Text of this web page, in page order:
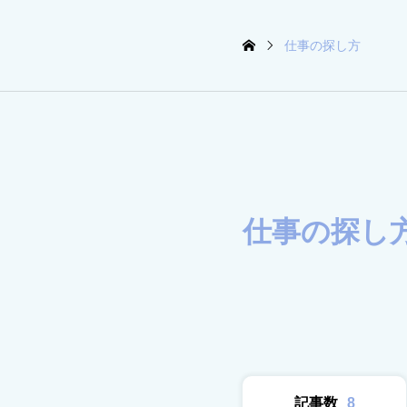
仕事の探し方
仕事の探し
記事数 8